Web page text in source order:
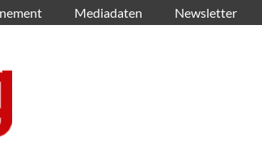
Mediadaten Newsletter